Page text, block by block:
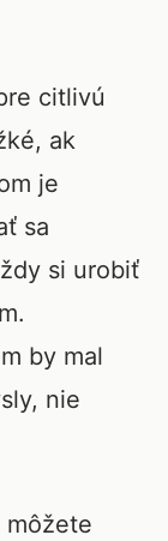
citlivú
ak
je
sa
si urobiť
by mal
nie
môžete